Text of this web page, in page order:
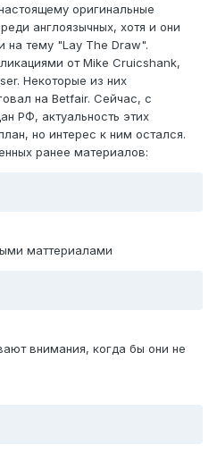
оригинальные
англоязычных, хотя и они
на тему "Lay The Draw".
от Mike Cruicshank,
Некоторые из них
на Betfair. Сейчас, с
РФ, актуальность этих
но интерес к ним остался.
ранее материалов:
маттериалами
внимания, когда бы они не